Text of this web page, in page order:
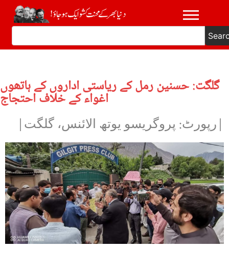
گلگت: حسنین رمل کے ریاستی اداروں کے ہاتھوں
اغواء کے خلاف احتجاج
|رپورٹ: پروگریسو یوتھ الائنس، گلگت|